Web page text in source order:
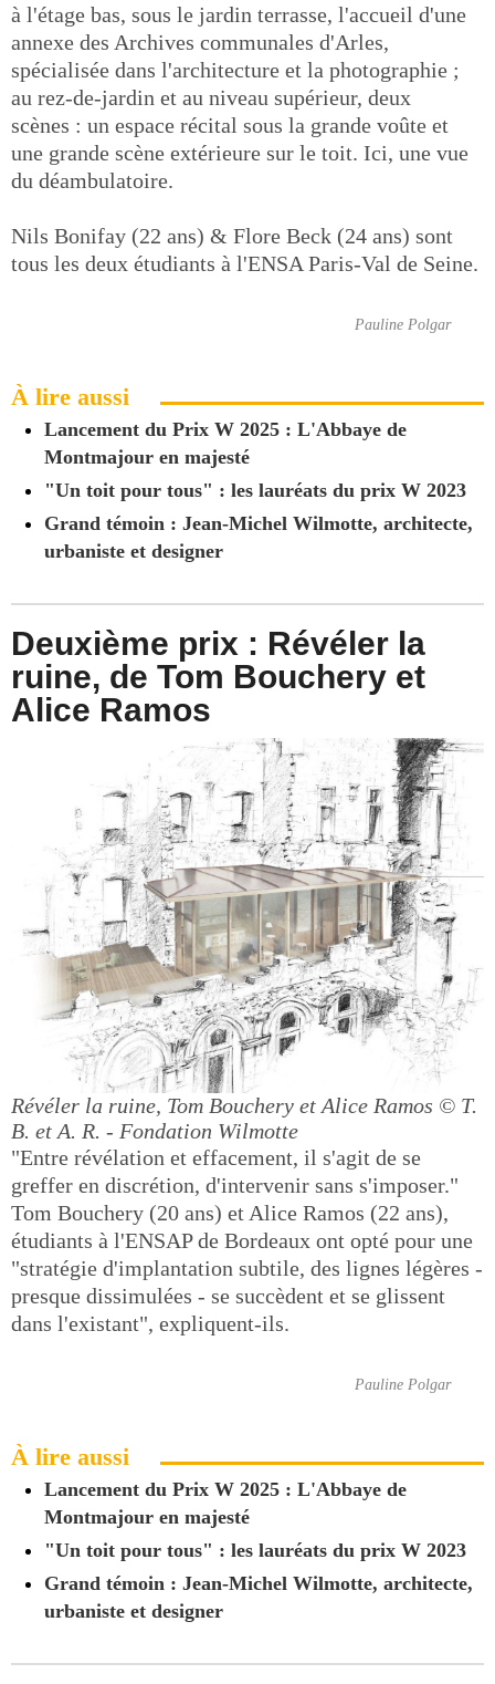
à l'étage bas, sous le jardin terrasse, l'accueil d'une
annexe des Archives communales d'Arles,
spécialisée dans l'architecture et la photographie ;
au rez-de-jardin et au niveau supérieur, deux
scènes : un espace récital sous la grande voûte et
une grande scène extérieure sur le toit. Ici, une vue
du déambulatoire.
Nils Bonifay (22 ans) & Flore Beck (24 ans) sont
tous les deux étudiants à l'ENSA Paris-Val de Seine.
Pauline Polgar
À lire aussi
Lancement du Prix W 2025 : L'Abbaye de
Montmajour en majesté
"Un toit pour tous" : les lauréats du prix W 2023
Grand témoin : Jean-Michel Wilmotte, architecte,
urbaniste et designer
Deuxième prix : Révéler la
ruine, de Tom Bouchery et
Alice Ramos
Révéler la ruine, Tom Bouchery et Alice Ramos © T.
B. et A. R. - Fondation Wilmotte
"Entre révélation et effacement, il s'agit de se
greffer en discrétion, d'intervenir sans s'imposer."
Tom Bouchery (20 ans) et Alice Ramos (22 ans),
étudiants à l'ENSAP de Bordeaux ont opté pour une
"stratégie d'implantation subtile, des lignes légères -
presque dissimulées - se succèdent et se glissent
dans l'existant", expliquent-ils.
Pauline Polgar
À lire aussi
Lancement du Prix W 2025 : L'Abbaye de
Montmajour en majesté
"Un toit pour tous" : les lauréats du prix W 2023
Grand témoin : Jean-Michel Wilmotte, architecte,
urbaniste et designer